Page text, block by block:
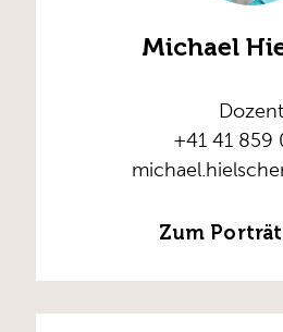
Michael
Dozent
+41 41 859
Zum Porträt